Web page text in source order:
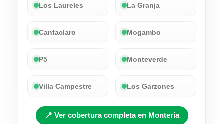
Los Laureles La Granja
Cantaclaro Mogambo
P5 Monteverde
Villa Campestre Los Garzones
📍 Ver cobertura completa en Montería